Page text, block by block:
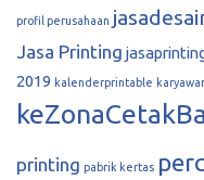
profil perusahaan
Jasa Printing
2019 kalenderprintable
printing pabrik kertas